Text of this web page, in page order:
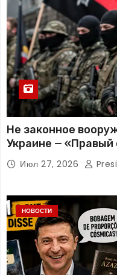
Не законное
Украине — «Правый
Июл 27, 2026
НОВОСТИ